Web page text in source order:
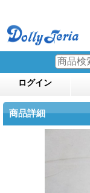
ログイン
商品詳細